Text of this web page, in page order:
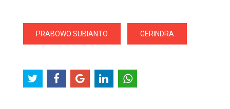
PRABOWO SUBIANTO GERINDRA